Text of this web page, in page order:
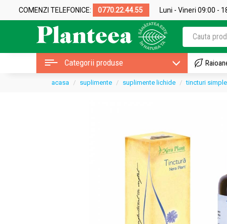
COMENZI TELEFONICE: 0770.22.44.55 Luni - Vineri 09:00 -
Categorii produse
acasa suplimente suplimente lichide tincturi simple